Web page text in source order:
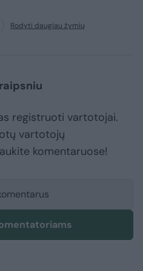
Rodyti daugiau žymių
registruoti vartotojai.
vartotojų
komentaruose!